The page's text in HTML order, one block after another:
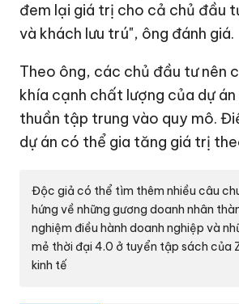
đem lại giá trị cho cả chủ đầu
và khách lưu trú", ông đánh giá.
Theo ông, các chủ đầu tư nên
khía cạnh chất lượng của dự
thuần tập trung vào quy mô.
dự án có thể gia tăng giá trị
Độc giả có thể tìm thêm nhiều câu
hứng về những gương doanh nhân
nghiệm điều hành doanh nghiệp và
mẻ thời đại 4.0 ở tuyển tập sách của
kinh tế